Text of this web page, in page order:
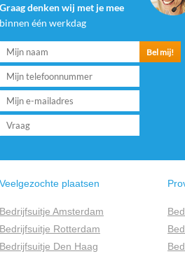
Graag denken wij met je mee
binnen één werkdag
Veelgezochte plaatsen
Bedrijfsuitje Amsterdam
Bedrijfsuitje Rotterdam
Bedrijfsuitje Den Haag